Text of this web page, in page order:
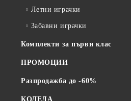
Летни играчки
Забавни играчки
Комплекти за първи клас
ПРОМОЦИИ
Разпродажба до -60%
КОЛЕДА